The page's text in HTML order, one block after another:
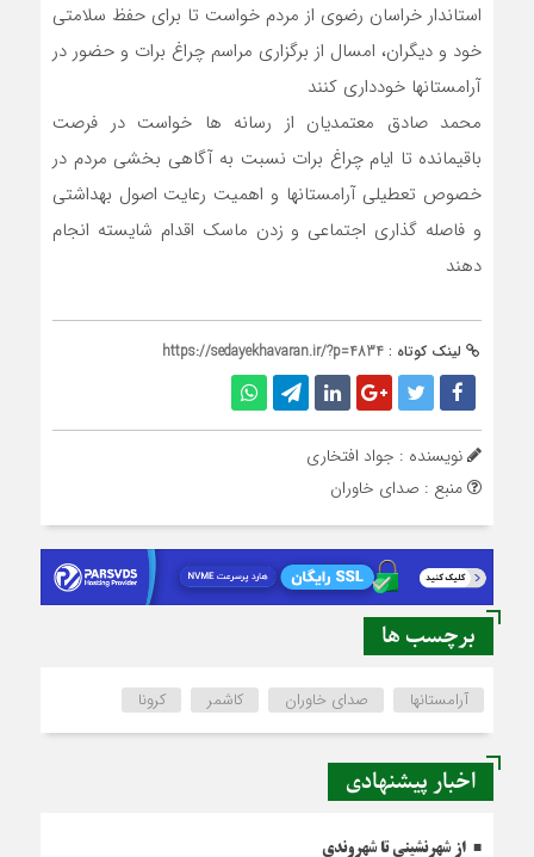
استاندار خراسان رضوی از مردم خواست تا برای حفظ سلامتی
خود و دیگران، امسال از برگزاری مراسم چراغ برات و حضور در
آرامستانها خودداری کنند
محمد صادق معتمدیان از رسانه ها خواست در فرصت
باقیمانده تا ایام چراغ برات نسبت به آگاهی بخشی مردم در
خصوص تعطیلی آرامستانها و اهمیت رعایت اصول بهداشتی
و فاصله گذاری اجتماعی و زدن ماسک اقدام شایسته انجام
دهند
لینک کوتاه : https://sedayekhavaran.ir/?p=4834
نویسنده : جواد افتخاری
منبع : صدای خاوران
برچسب ها
آرامستانها صدای خاوران کاشمر کرونا
اخبار پیشنهادی
از شهرنشینی تا شهروندی